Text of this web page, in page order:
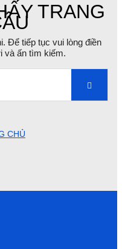
TRANG
Để tiếp tục vui lòng điền
và ấn tìm kiếm.
CHỦ